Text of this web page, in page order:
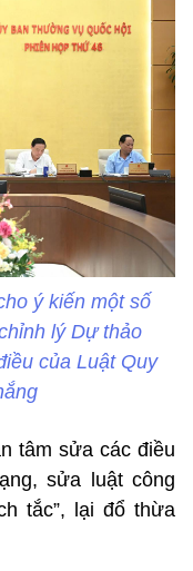
ý kiến một số
lý Dự thảo
của Luật Quy
tâm sửa các điều
sửa luật công
tắc”, lại đổ thừa